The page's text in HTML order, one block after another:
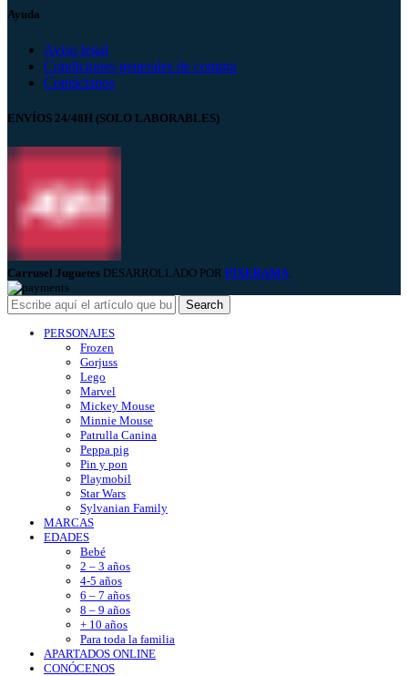
Ayuda
Aviso legal
Condiciones generales de compra
Contáctanos
ENVÍOS 24/48H (SOLO LABORABLES)
Carrusel Juguetes DESARROLLADO POR PIXERAMA
Search
PERSONAJES
Frozen
Gorjuss
Lego
Marvel
Mickey Mouse
Minnie Mouse
Patrulla Canina
Peppa pig
Pin y pon
Playmobil
Star Wars
Sylvanian Family
MARCAS
EDADES
Bebé
2 – 3 años
4-5 años
6 – 7 años
8 – 9 años
+ 10 años
Para toda la familia
APARTADOS ONLINE
CONÓCENOS